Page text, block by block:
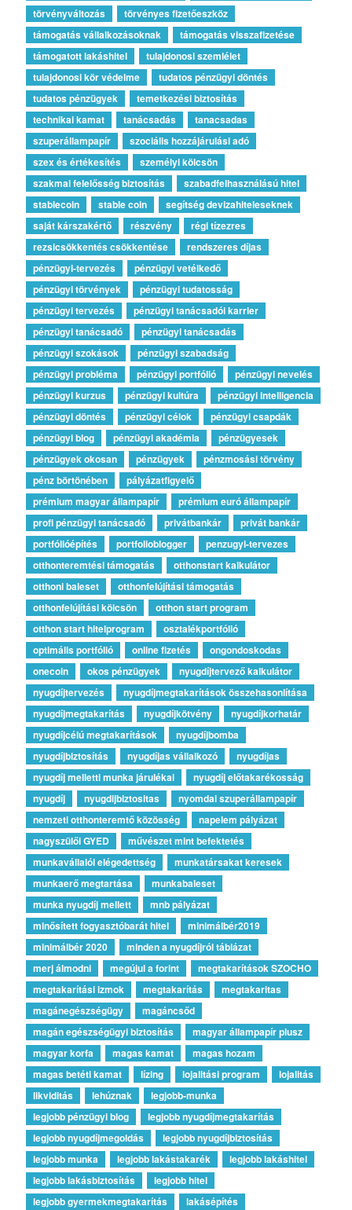
törvényváltozás
törvényes fizetőeszköz
támogatás vállalkozásoknak
támogatás visszafizetése
támogatott lakáshitel
tulajdonosi szemlélet
tulajdonosi kör védelme
tudatos pénzügyi döntés
tudatos pénzügyek
temetkezési biztosítás
technikai kamat
tanácsadás
tanacsadas
szuperállampapír
szociális hozzájárulási adó
szex és értékesítés
személyi kölcsön
szakmai felelősség biztosítás
szabadfelhasználású hitel
stablecoin
stable coin
segítség devizahiteleseknek
saját kárszakértő
részvény
régi tízezres
rezsicsökkentés csökkentése
rendszeres díjas
pénzügyi-tervezés
pénzügyi vetélkedő
pénzügyi törvények
pénzügyi tudatosság
pénzügyi tervezés
pénzügyi tanácsadói karrier
pénzügyi tanácsadó
pénzügyi tanácsadás
pénzügyi szokások
pénzügyi szabadság
pénzügyi probléma
pénzügyi portfólió
pénzügyi nevelés
pénzügyi kurzus
pénzügyi kultúra
pénzügyi intelligencia
pénzügyi döntés
pénzügyi célok
pénzügyi csapdák
pénzügyi blog
pénzügyi akadémia
pénzügyesek
pénzügyek okosan
pénzügyek
pénzmosási törvény
pénz börtönében
pályázatfigyelő
prémium magyar állampapír
prémium euró állampapír
profi pénzügyi tanácsadó
privátbankár
privát bankár
portfólióépítés
portfolioblogger
penzugyi-tervezes
otthonteremtési támogatás
otthonstart kalkulátor
otthoni baleset
otthonfelújítási támogatás
otthonfelújítási kölcsön
otthon start program
otthon start hitelprogram
osztalékportfólió
optimális portfólió
online fizetés
ongondoskodas
onecoin
okos pénzügyek
nyugdíjtervező kalkulátor
nyugdíjtervezés
nyugdíjmegtakarítások összehasonlítása
nyugdíjmegtakarítás
nyugdíjkötvény
nyugdíjkorhatár
nyugdíjcélú megtakarítások
nyugdíjbomba
nyugdíjbiztosítás
nyugdíjas vállalkozó
nyugdíjas
nyugdíj melletti munka járulékai
nyugdíj előtakarékosság
nyugdíj
nyugdijbiztositas
nyomdai szuperállampapír
nemzeti otthonteremtő közösség
napelem pályázat
nagyszülői GYED
művészet mint befektetés
munkavállalói elégedettség
munkatársakat keresek
munkaerő megtartása
munkabaleset
munka nyugdíj mellett
mnb pályázat
minősített fogyasztóbarát hitel
minimálbér2019
minimálbér 2020
minden a nyugdíjról táblázat
merj álmodni
megújul a forint
megtakarítások SZOCHO
megtakarítási izmok
megtakarítás
megtakaritas
magánegészségügy
magáncsőd
magán egészségügyi biztosítás
magyar állampapír plusz
magyar korfa
magas kamat
magas hozam
magas betéti kamat
lízing lojalitási program
lojalitás
likviditás
lehúznak
legjobb-munka
legjobb pénzügyi blog
legjobb nyugdíjmegtakarítás
legjobb nyugdíjmegoldás
legjobb nyugdíjbiztosítás
legjobb munka
legjobb lakástakarék
legjobb lakáshitel
legjobb lakásbiztosítás
legjobb hitel
legjobb gyermekmegtakarítás
lakásépítés